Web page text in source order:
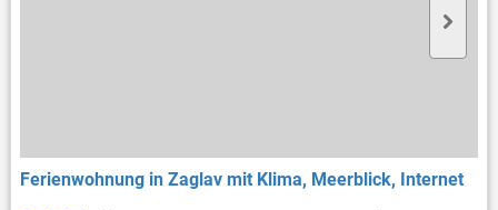
Ferienwohnung in Zaglav mit Klima, Meerblick, Internet